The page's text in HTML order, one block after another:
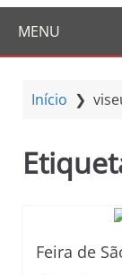
o
o
MENU
Início ❯
Feira de